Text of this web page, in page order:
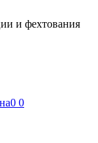
и фехтования
0 0